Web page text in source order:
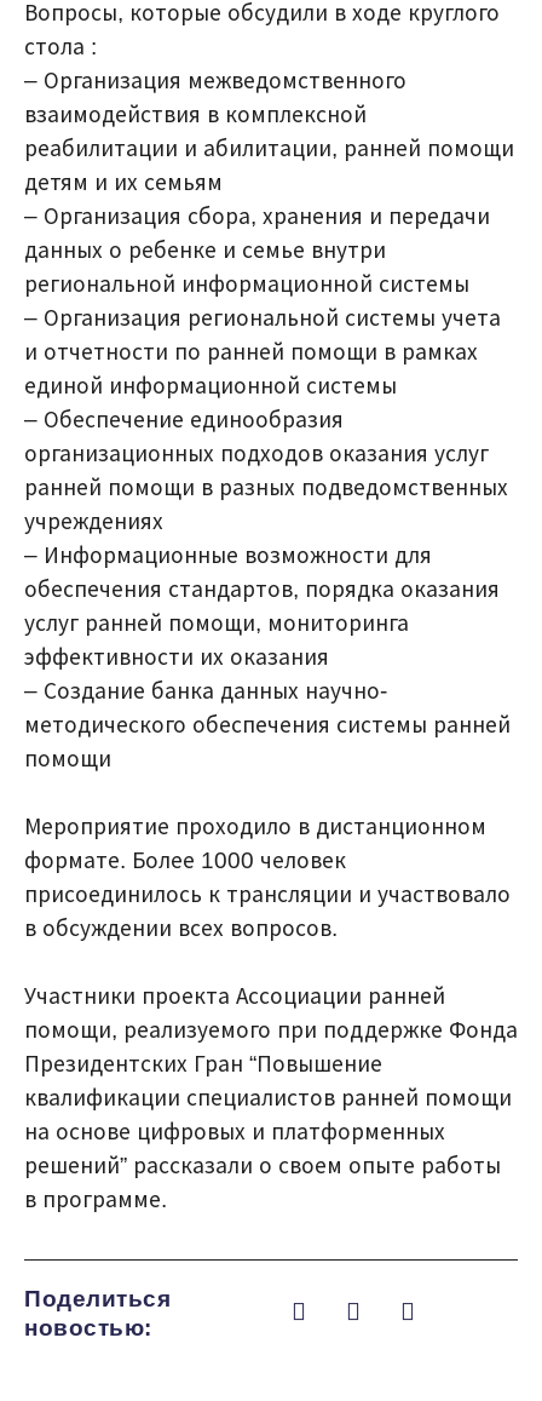
Вопросы, которые обсудили в ходе круглого
стола :
– Организация межведомственного
взаимодействия в комплексной
реабилитации и абилитации, ранней помощи
детям и их семьям
– Организация сбора, хранения и передачи
данных о ребенке и семье внутри
региональной информационной системы
– Организация региональной системы учета
и отчетности по ранней помощи в рамках
единой информационной системы
– Обеспечение единообразия
организационных подходов оказания услуг
ранней помощи в разных подведомственных
учреждениях
– Информационные возможности для
обеспечения стандартов, порядка оказания
услуг ранней помощи, мониторинга
эффективности их оказания
– Создание банка данных научно-
методического обеспечения системы ранней
помощи
Мероприятие проходило в дистанционном
формате. Более 1000 человек
присоединилось к трансляции и участвовало
в обсуждении всех вопросов.
Участники проекта Ассоциации ранней
помощи, реализуемого при поддержке Фонда
Президентских Гран “Повышение
квалификации специалистов ранней помощи
на основе цифровых и платформенных
решений” рассказали о своем опыте работы
в программе.
Поделиться
новостью: